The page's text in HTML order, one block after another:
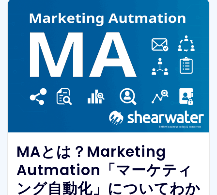
MAとは？Marketing
Autmation「マーケティ
ング自動化」についてわか